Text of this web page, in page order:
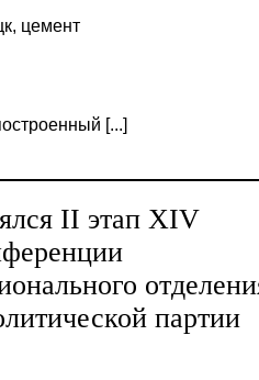
цемент
[...]
II этап XIV
партии